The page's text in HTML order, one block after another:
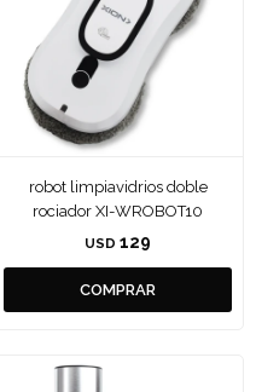
robot limpiavidrios doble
rociador XI-WROBOT10
USD 129